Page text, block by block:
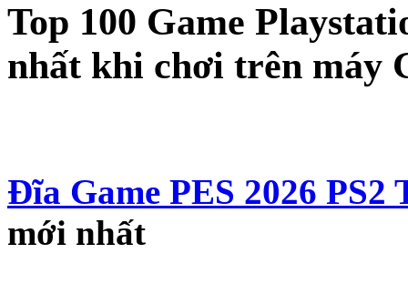
Top 100 Game
nhất khi chơi trên máy
Đĩa Game PES 2026 PS2
mới nhất